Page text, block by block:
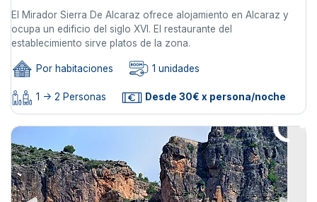
El Mirador Sierra De Alcaraz ofrece alojamiento en Alcaraz y
ocupa un edificio del siglo XVI. El restaurante del
establecimiento sirve platos de la zona.
Por habitaciones 1 unidades
1 -> 2 Personas Desde 30€ x persona/noche